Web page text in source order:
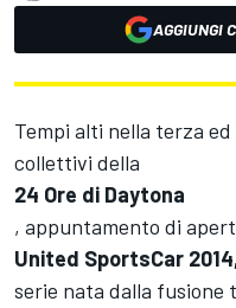
AGGIUNGI
Tempi alti nella terza
collettivi della
24 Ore di Daytona
, appuntamento di
United SportsCar
serie nata dalla fusione